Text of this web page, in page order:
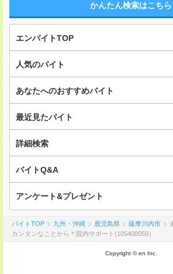
かんたん検索はこちら
エンバイトTOP
人気のバイト
あなたへのおすすめバイト
最近見たバイト
詳細検索
バイトQ&A
アンケート&プレゼント
バイトTOP 九州・沖縄 鹿児島県 薩摩川内市
カンタンなことから＊院内サポート(105400059）
Copyright © en Inc.